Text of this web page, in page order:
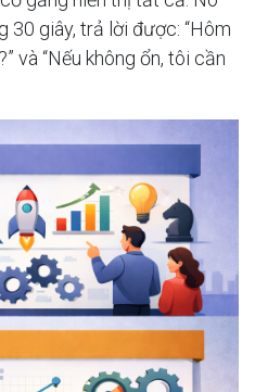
30 giây, trả lời được: “Hôm
và “Nếu không ổn, tôi cần